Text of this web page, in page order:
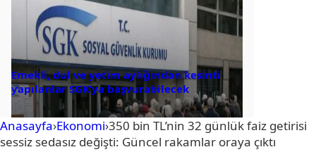
Emekli, dul ve yetim aylığından kesinti
yapılanlar SGK’ya başvurabilecek
Anasayfa›Ekonomi›350 bin TL’nin 32 günlük faiz getirisi
sessiz sedasız değişti: Güncel rakamlar oraya çıktı